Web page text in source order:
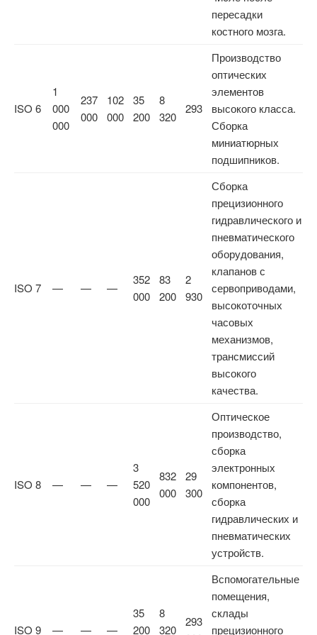
пересадки
костного мозга.
ISO 6
1
000
000
237
000
102
000
35
200
8
320
293
Производство
оптических
элементов
высокого класса.
Сборка
миниатюрных
подшипников.
ISO 7 — — —
352
000
83
200
2
930
Сборка
прецизионного
гидравлического и
пневматического
оборудования,
клапанов с
сервоприводами,
высокоточных
часовых
механизмов,
трансмиссий
высокого
качества.
ISO 8 — — —
3
520
000
832
000
29
300
Оптическое
производство,
сборка
электронных
компонентов,
сборка
гидравлических и
пневматических
устройств.
ISO 9 — — —
35
200
8
320
293
Вспомогательные
помещения,
склады
прецизионного